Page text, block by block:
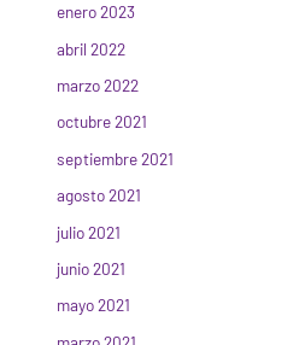
enero 2023
abril 2022
marzo 2022
octubre 2021
septiembre 2021
agosto 2021
julio 2021
junio 2021
mayo 2021